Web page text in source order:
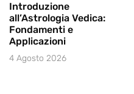
Introduzione
all’Astrologia Vedica:
Fondamenti e
Applicazioni
4 Agosto 2026